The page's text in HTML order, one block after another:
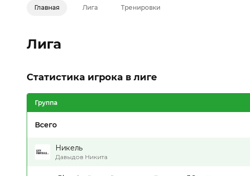
Главная Лига Тренировки
Лига
Статистика игрока в лиге
Группа
Всего
Никель
Давыдов Никита